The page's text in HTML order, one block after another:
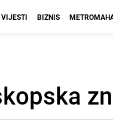
VIJESTI BIZNIS